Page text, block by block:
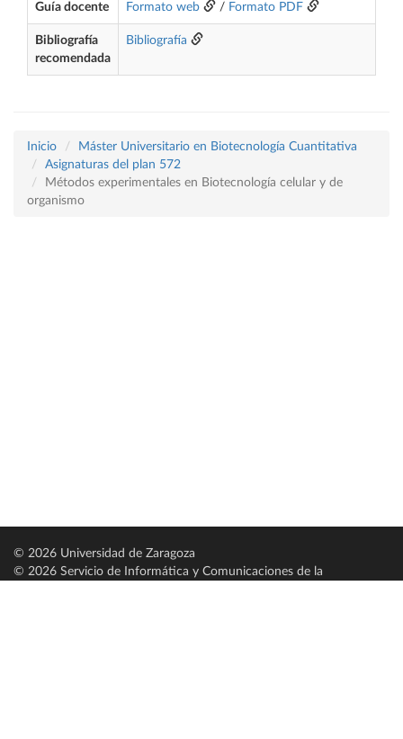
Guía docente Formato web / Formato PDF
Bibliografía
recomendada
Bibliografía
Inicio
Máster Universitario en Biotecnología Cuantitativa
Asignaturas del plan 572
Métodos experimentales en Biotecnología celular y de
organismo
© 2026 Universidad de Zaragoza
© 2026 Servicio de Informática y Comunicaciones de la